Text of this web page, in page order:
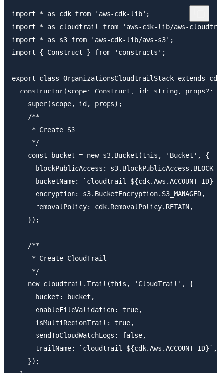
import * as cdk from 'aws-cdk-lib';
import * as cloudtrail from 'aws-cdk-lib/aws-
import * as s3 from 'aws-cdk-lib/aws-s3';
import { Construct } from 'constructs';
export class OrganizationsCloudtrailStack extends
constructor(scope: Construct, id: string, props?:
    super(scope, id, props);
    /**
     * Create S3
     */
    const bucket = new s3.Bucket(this, 'Bucket', {
blockPublicAccess:
bucketName: `cloudtrail-${cdk.Aws.ACCOUNT_ID}-
      encryption: s3.BucketEncryption.S3_MANAGED,
      removalPolicy: cdk.RemovalPolicy.RETAIN,
    });
    /**
     * Create CloudTrail
     */
    new cloudtrail.Trail(this, 'CloudTrail', {
      bucket: bucket,
      enableFileValidation: true,
      isMultiRegionTrail: true,
      sendToCloudWatchLogs: false,
      trailName: `cloudtrail-${cdk.Aws.ACCOUNT_ID}`,
    });